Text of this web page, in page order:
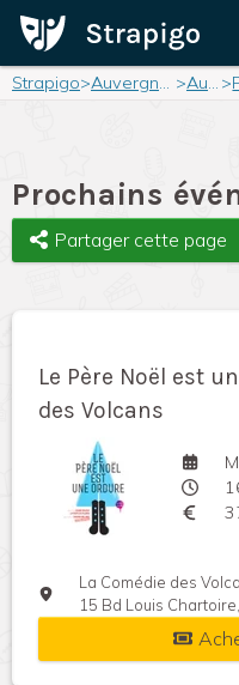
Strapigo> Auvergne-Rhône-Alpes > Auvergne >
Prochains
Partager cette page
Le Père Noël est
des Volcans
La Comédie des
15 Bd Louis